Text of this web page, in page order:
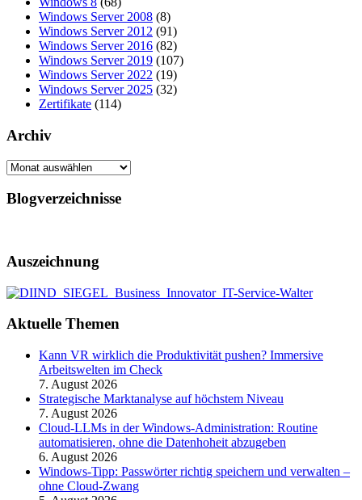
Windows Server 2008 (8)
Windows Server 2012 (91)
Windows Server 2016 (82)
Windows Server 2019 (107)
Windows Server 2022 (19)
Windows Server 2025 (32)
Zertifikate (114)
Archiv
Archiv
Blogverzeichnisse
Auszeichnung
Aktuelle Themen
Kann VR wirklich die Produktivität pushen? Immersive
Arbeitswelten im Check
7. August 2026
Strategische Marktanalyse auf höchstem Niveau
7. August 2026
Cloud-LLMs in der Windows-Administration: Routine
automatisieren, ohne die Datenhoheit abzugeben
6. August 2026
Windows-Tipp: Passwörter richtig speichern und verwalten –
ohne Cloud-Zwang